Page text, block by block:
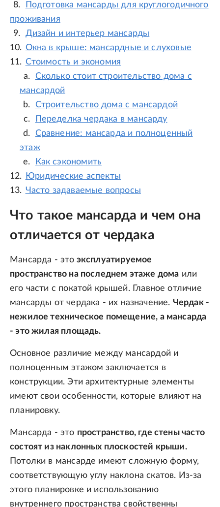
Подготовка мансарды для круглогодичного
проживания
Дизайн и интерьер мансарды
Окна в крыше: мансардные и слуховые
Стоимость и экономия
Сколько стоит строительство дома с
мансардой
Строительство дома с мансардой
Переделка чердака в мансарду
Сравнение: мансарда и полноценный
этаж
Как сэкономить
Юридические аспекты
Часто задаваемые вопросы
Что такое мансарда и чем она
отличается от чердака
Мансарда - это эксплуатируемое
пространство на последнем этаже дома или
его части с покатой крышей. Главное отличие
мансарды от чердака - их назначение. Чердак -
нежилое техническое помещение, а мансарда
- это жилая площадь.
Основное различие между мансардой и
полноценным этажом заключается в
конструкции. Эти архитектурные элементы
имеют свои особенности, которые влияют на
планировку.
Мансарда - это пространство, где стены часто
состоят из наклонных плоскостей крыши.
Потолки в мансарде имеют сложную форму,
соответствующую углу наклона скатов. Из-за
этого планировке и использованию
внутреннего пространства свойственны